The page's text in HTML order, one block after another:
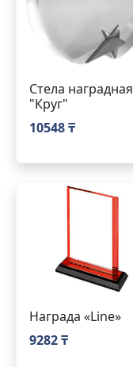
Стела наградная
"Круг"
10548 ₸
Награда «Line»
9282 ₸